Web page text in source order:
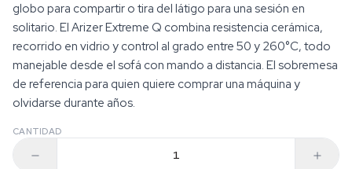
globo para compartir o tira del látigo para una sesión en
solitario. El Arizer Extreme Q combina resistencia cerámica,
recorrido en vidrio y control al grado entre 50 y 260°C, todo
manejable desde el sofá con mando a distancia. El sobremesa
de referencia para quien quiere comprar una máquina y
olvidarse durante años.
CANTIDAD